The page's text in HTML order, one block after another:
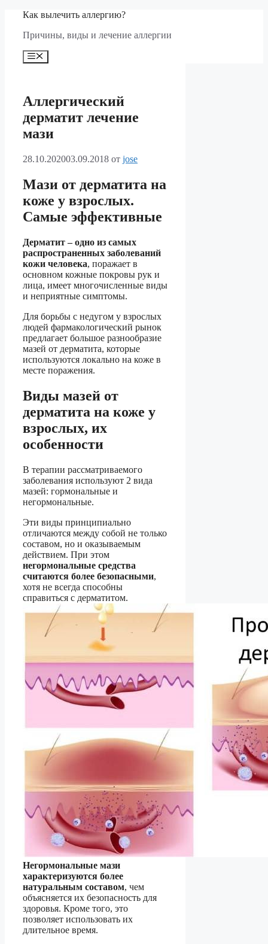
Перейти
содержимому
Как вылечить аллергию?
Причины, виды и лечение аллергии
Меню
Аллергический
дерматит лечение
мази
28.10.202003.09.2018 от jose
Мази от дерматита на
коже у взрослых.
Самые эффективные
Дерматит – одно из самых
распространенных заболеваний
кожи человека, поражает в
основном кожные покровы рук и
лица, имеет многочисленные виды
и неприятные симптомы.
Для борьбы с недугом у взрослых
людей фармакологический рынок
предлагает большое разнообразие
мазей от дерматита, которые
используются локально на коже в
месте поражения.
Виды мазей от
дерматита на коже у
взрослых, их
особенности
В терапии рассматриваемого
заболевания используют 2 вида
мазей: гормональные и
негормональные.
Эти виды принципиально
отличаются между собой не только
составом, но и оказываемым
действием. При этом
негормональные средства
считаются более безопасными,
хотя не всегда способны
справиться с дерматитом.
Негормональные мази
характеризуются более
натуральным составом, чем
объясняется их безопасность для
здоровья. Кроме того, это
позволяет использовать их
длительное время.